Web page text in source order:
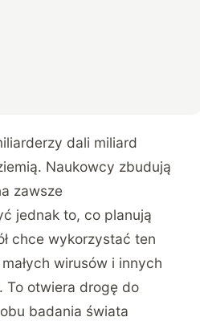
dali miliard
Naukowcy zbudują
zawsze
jednak to, co planują
chce wykorzystać ten
wirusów i innych
To otwiera drogę do
badania świata